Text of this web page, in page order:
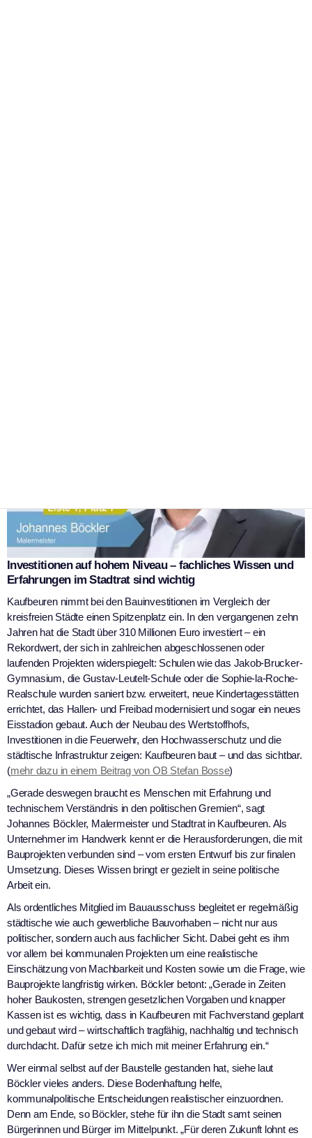
Investitionen auf hohem Niveau – fachliches Wissen und
Erfahrungen im Stadtrat sind wichtig
Kaufbeuren nimmt bei den Bauinvestitionen im Vergleich der
kreisfreien Städte einen Spitzenplatz ein. In den vergangenen zehn
Jahren hat die Stadt über 310 Millionen Euro investiert – ein
Rekordwert, der sich in zahlreichen abgeschlossenen oder
laufenden Projekten widerspiegelt: Schulen wie das Jakob-Brucker-
Gymnasium, die Gustav-Leutelt-Schule oder die Sophie-la-Roche-
Realschule wurden saniert bzw. erweitert, neue Kindertagesstätten
errichtet, das Hallen- und Freibad modernisiert und sogar ein neues
Eisstadion gebaut. Auch der Neubau des Wertstoffhofs,
Investitionen in die Feuerwehr, den Hochwasserschutz und die
städtische Infrastruktur zeigen: Kaufbeuren baut – und das sichtbar.
(mehr dazu in einem Beitrag von OB Stefan Bosse)
„Gerade deswegen braucht es Menschen mit Erfahrung und
technischem Verständnis in den politischen Gremien“, sagt
Johannes Böckler, Malermeister und Stadtrat in Kaufbeuren. Als
Unternehmer im Handwerk kennt er die Herausforderungen, die mit
Bauprojekten verbunden sind – vom ersten Entwurf bis zur finalen
Umsetzung. Dieses Wissen bringt er gezielt in seine politische
Arbeit ein.
Als ordentliches Mitglied im Bauausschuss begleitet er regelmäßig
städtische wie auch gewerbliche Bauvorhaben – nicht nur aus
politischer, sondern auch aus fachlicher Sicht. Dabei geht es ihm
vor allem bei kommunalen Projekten um eine realistische
Einschätzung von Machbarkeit und Kosten sowie um die Frage, wie
Bauprojekte langfristig wirken. Böckler betont: „Gerade in Zeiten
hoher Baukosten, strengen gesetzlichen Vorgaben und knapper
Kassen ist es wichtig, dass in Kaufbeuren mit Fachverstand geplant
und gebaut wird – wirtschaftlich tragfähig, nachhaltig und technisch
durchdacht. Dafür setze ich mich mit meiner Erfahrung ein.“
Wer einmal selbst auf der Baustelle gestanden hat, siehe laut
Böckler vieles anders. Diese Bodenhaftung helfe,
kommunalpolitische Entscheidungen realistischer einzuordnen.
Denn am Ende, so Böckler, stehe für ihn die Stadt samt seinen
Bürgerinnen und Bürger im Mittelpunkt. „Für deren Zukunft lohnt es